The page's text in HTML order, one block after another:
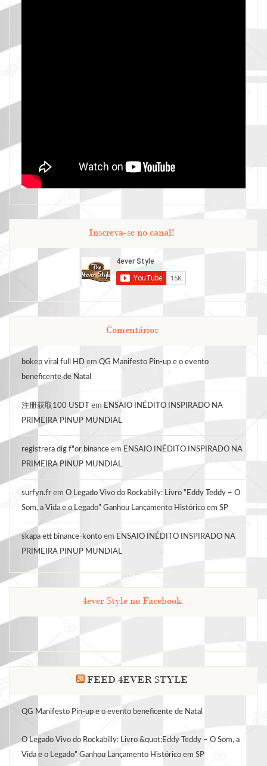
Inscreva-se no canal!
Comentários
bokep viral full HD em QG Manifesto Pin-up e o evento
beneficente de Natal
注册获取100 USDT em ENSAIO INÉDITO INSPIRADO NA
PRIMEIRA PINUP MUNDIAL
registrera dig f"or binance em ENSAIO INÉDITO INSPIRADO NA
PRIMEIRA PINUP MUNDIAL
surfyn.fr em O Legado Vivo do Rockabilly: Livro “Eddy Teddy – O
Som, a Vida e o Legado” Ganhou Lançamento Histórico em SP
skapa ett binance-konto em ENSAIO INÉDITO INSPIRADO NA
PRIMEIRA PINUP MUNDIAL
4ever Style no Facebook
FEED 4EVER STYLE
QG Manifesto Pin-up e o evento beneficente de Natal
O Legado Vivo do Rockabilly: Livro &quot;Eddy Teddy – O Som, a
Vida e o Legado” Ganhou Lançamento Histórico em SP